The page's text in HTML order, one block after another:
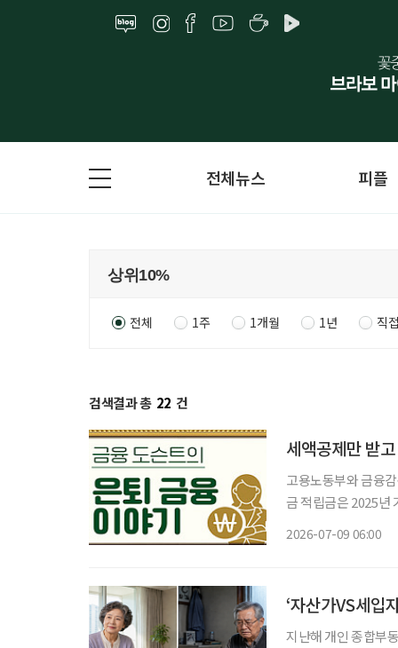
전체뉴스 피플
전체 1주 1개월 1년 직
검색결과 총 22 건
세액공제만 받
고용노동부와 금융
금 적립금은 2025년
2026-07-09 06:00
‘자산가VS세입
지난해 개인 종합부